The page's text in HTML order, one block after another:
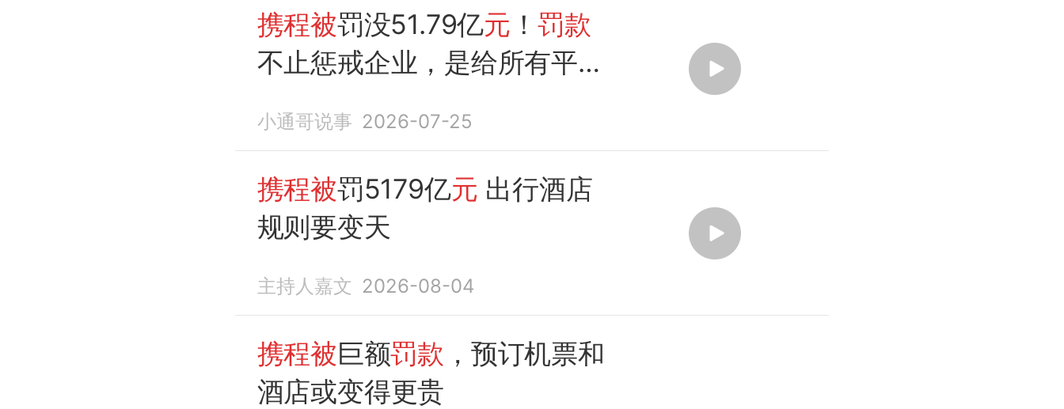
携程被罚没51.79亿元 ！ 罚款
不止惩戒企业，是给所有平台
小通哥说事 2026-07-25
携程被罚5179亿元 出行酒店
规则要变天
主持人嘉文 2026-08-04
携程被巨额罚款 ，预订机票和
酒店或变得更贵